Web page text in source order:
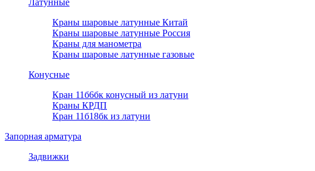
Латунные
Краны шаровые латунные Китай
Краны шаровые латунные Россия
Краны для манометра
Краны шаровые латунные газовые
Конусные
Кран 11б6бк конусный из латуни
Краны КРДП
Кран 11б18бк из латуни
Запорная арматура
Задвижки